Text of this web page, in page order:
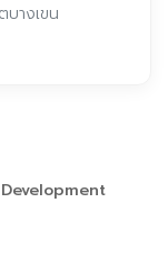
างเขน